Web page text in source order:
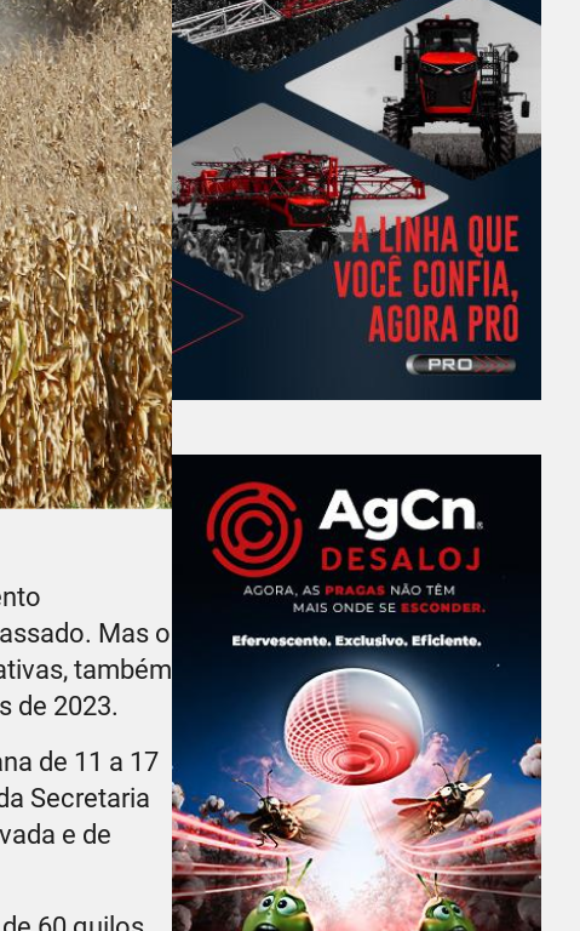
Mas o
também
de 2023.
de 11 a 17
Secretaria
e de